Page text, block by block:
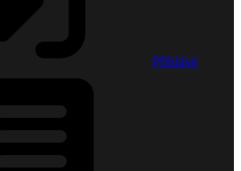
Přihlásit